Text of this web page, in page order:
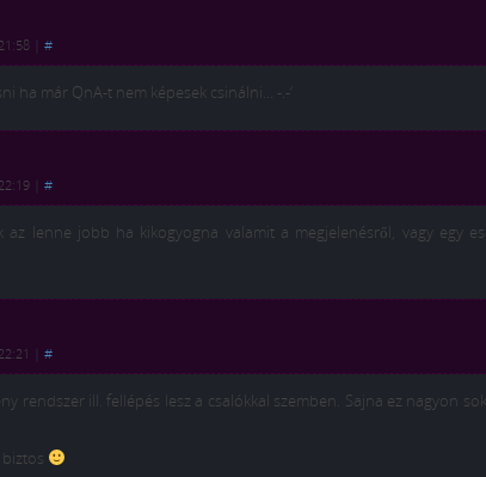
#
ha már QnA-t nem képesek csinálni… -.-‘
#
az lenne jobb ha kikogyogna valamit a megjelenésről, vagy egy
#
rendszer ill. fellépés lesz a csalókkal szemben. Sajna ez nagyon